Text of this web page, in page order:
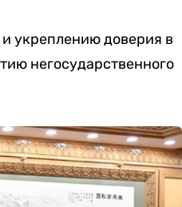
укреплению доверия в
негосударственного